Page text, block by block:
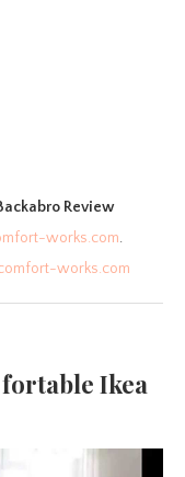
Review
works.com.
works.com
fortable Ikea